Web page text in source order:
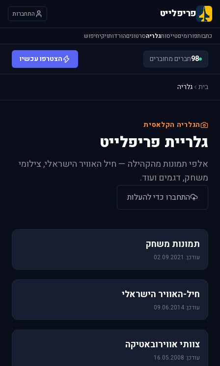
פריפלייט התחברות
כתבותפורומיםטייסותגלריהסרטוניםהורדותויקיחיפוש
98חברים מחוברים הצטרפו עכשיו
בית גלריה
הגלריה הקלאסית
גלריית פריפלייט
אלפי תמונות מהקהילה — חיל האוויר הישראלי, צילומי
משחק, דגמים ועוד.
התחברו כדי להעלות
תמונות משחק
עודכן: 02.09.2021
חיל-האוויר הישראלי
עודכן: 09.06.2014
צוותי אווירובאטיקה
עודכן: 16.05.2008